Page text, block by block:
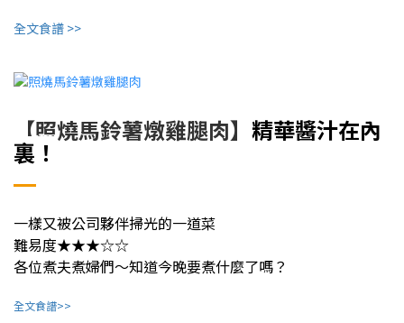
全文食譜 >>
【照燒馬鈴薯燉雞腿肉】 精華醬汁在內
裏！
一樣又被公司夥伴掃光的一道菜
難易度★★★☆☆
各位煮夫煮婦們～知道今晚要煮什麼了嗎？
全文食譜>>